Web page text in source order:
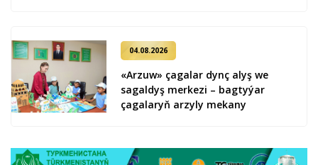
04.08.2026
«Arzuw» çagalar dynç alyş we
sagaldyş merkezi – bagtyýar
çagalaryň arzyly mekany